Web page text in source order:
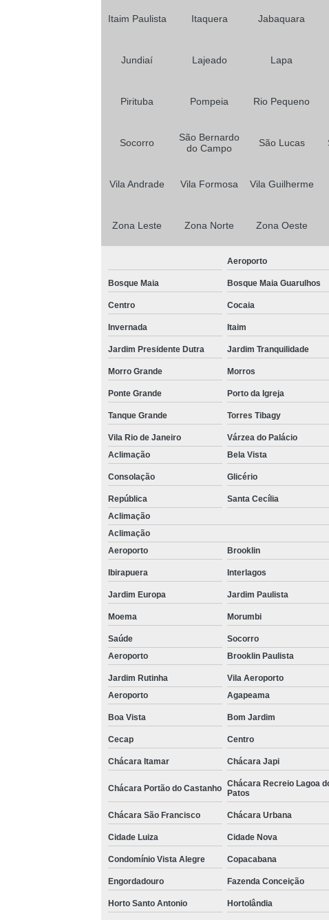
Itaim Paulista Itaquera Jabaquara
Jundiaí Lajeado Lapa
Pirituba Pompeia Rio Pequeno
Socorro
São Bernardo
do Campo
São Lucas
Vila Andrade Vila Formosa Vila Guilherme
Zona Leste Zona Norte Zona Oeste
Aeroporto
Bosque Maia Bosque Maia Guarulhos
Centro Cocaia
Invernada Itaim
Jardim Presidente Dutra Jardim Tranquilidade
Morro Grande Morros
Ponte Grande Porto da Igreja
Tanque Grande Torres Tibagy
Vila Rio de Janeiro Várzea do Palácio
Aclimação
Bela Vista
Consolação Glicério
República Santa Cecília
Aclimação
Aclimação
Aeroporto
Brooklin
Ibirapuera Interlagos
Jardim Europa Jardim Paulista
Moema Morumbi
Saúde Socorro
Aeroporto
Brooklin Paulista
Jardim Rutinha Vila Aeroporto
Aeroporto
Agapeama
Boa Vista Bom Jardim
Cecap Centro
Chácara Itamar Chácara Japi
Chácara Portão do Castanho Chácara Recreio Lagoa
Patos
Chácara São Francisco Chácara Urbana
Cidade Luiza Cidade Nova
Condomínio Vista Alegre Copacabana
Engordadouro Fazenda Conceição
Horto Santo Antonio Hortolândia